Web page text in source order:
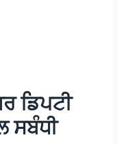
ਡਿਪਟੀ
ਸਬੰਧੀ